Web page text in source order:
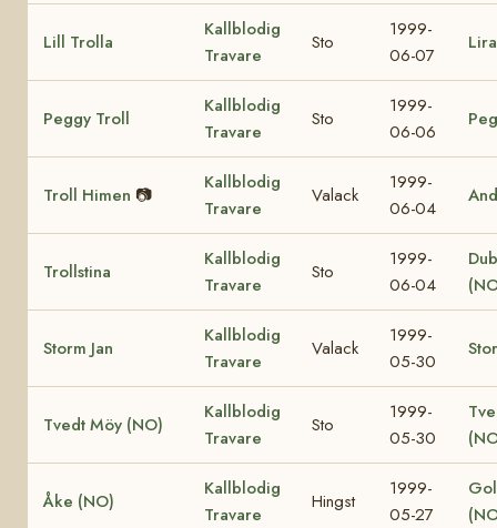
Lill Trolla
Kallblodig
Travare
Sto
1999-
06-07
Peggy Troll
Kallblodig
Travare
Sto
1999-
06-06
Troll Himen 📷
Kallblodig
Travare
Valack
1999-
06-04
Trollstina
Kallblodig
Travare
Sto
1999-
06-04
Storm Jan
Kallblodig
Travare
Valack
1999-
05-30
Tvedt Möy (NO)
Kallblodig
Travare
Sto
1999-
05-30
Åke (NO)
Kallblodig
Travare
Hingst
1999-
05-27